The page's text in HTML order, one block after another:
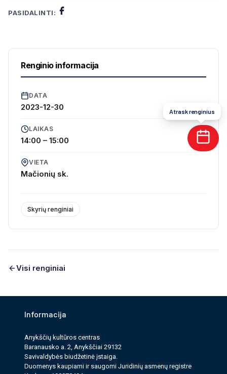
PASIDALINTI:
Renginio informacija
DATA
2023-12-30
LAIKAS
14:00 – 15:00
VIETA
Mačionių sk.
Skyrių renginiai
Visi renginiai
Informacija
Anykščių kultūros cen­tras
Baranausko a. 2, Anykščiai 29132
Savi­valdy­bės biudžet­inė įstaiga.
Duomenys kau­pi­ami ir saugomi Juri­dinių asmenų reg­istre
Atrask renginius